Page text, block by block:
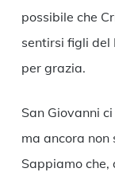
possibile che
sentirsi figli del
per grazia.
San Giovanni
ma ancora non
Sappiamo che,